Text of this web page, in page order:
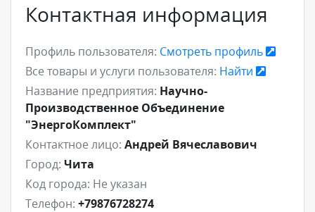
Контактная информация
Профиль пользователя: Смотреть профиль
Все товары и услуги пользователя: Найти
Название предприятия: Научно-
Производственное Объединение
"ЭнергоКомплект"
Контактное лицо: Андрей Вячеславович
Город: Чита
Код города: Не указан
Телефон: +79876728274